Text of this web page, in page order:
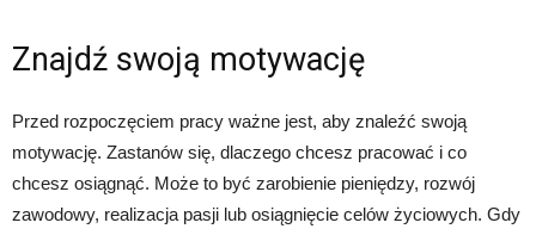
Znajdź swoją motywację
Przed rozpoczęciem pracy ważne jest, aby znaleźć swoją
motywację. Zastanów się, dlaczego chcesz pracować i co
chcesz osiągnąć. Może to być zarobienie pieniędzy, rozwój
zawodowy, realizacja pasji lub osiągnięcie celów życiowych. Gdy